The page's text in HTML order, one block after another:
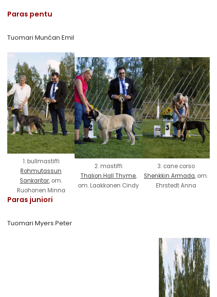
Paras pentu
Tuomari Munćan Emil
1. bullmastiffi
Rohmutassun
Sankaritar, om.
Ruohonen Minna
2. mastiffi
Thalion Hall Thyme,
om. Laakkonen Cindy
3. cane corso
Shenkkin Armada, om.
Ehrstedt Anna
Paras juniori
Tuomari Myers Peter